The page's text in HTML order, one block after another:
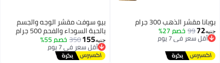
بوبانا مقشر الذهب 300 جرام
جنيه72
99 خصم 27%
أقل سعر في 7 يوم
توصيل مجاني
بيو سوفت مقشر الوجه والجسم
بالحبة السوداء والفحم 500 جرام
جنيه155
350 خصم 55%أقل سعر في 7 يوم
توصيل مجاني
أقل سعر في 7 يوم